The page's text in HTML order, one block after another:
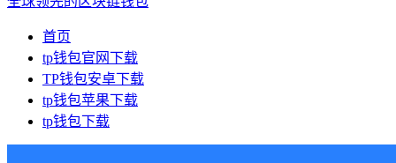
首页
tp钱包官网下载
TP钱包安卓下载
tp钱包苹果下载
tp钱包下载